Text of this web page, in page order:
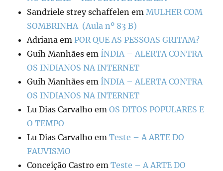
Sandriele strey schaffelen emMULHER COM
SOMBRINHA (Aula nº 83 B)
Adriana emPOR QUE AS PESSOAS GRITAM?
Guih Manhães em ÍNDIA – ALERTA CONTRA
OS INDIANOS NA INTERNET
Guih Manhães em ÍNDIA – ALERTA CONTRA
OS INDIANOS NA INTERNET
Lu Dias Carvalho emOS DITOS POPULARES E
O TEMPO
Lu Dias Carvalho emTeste – A ARTE DO
FAUVISMO
Conceição Castro emTeste – A ARTE DO